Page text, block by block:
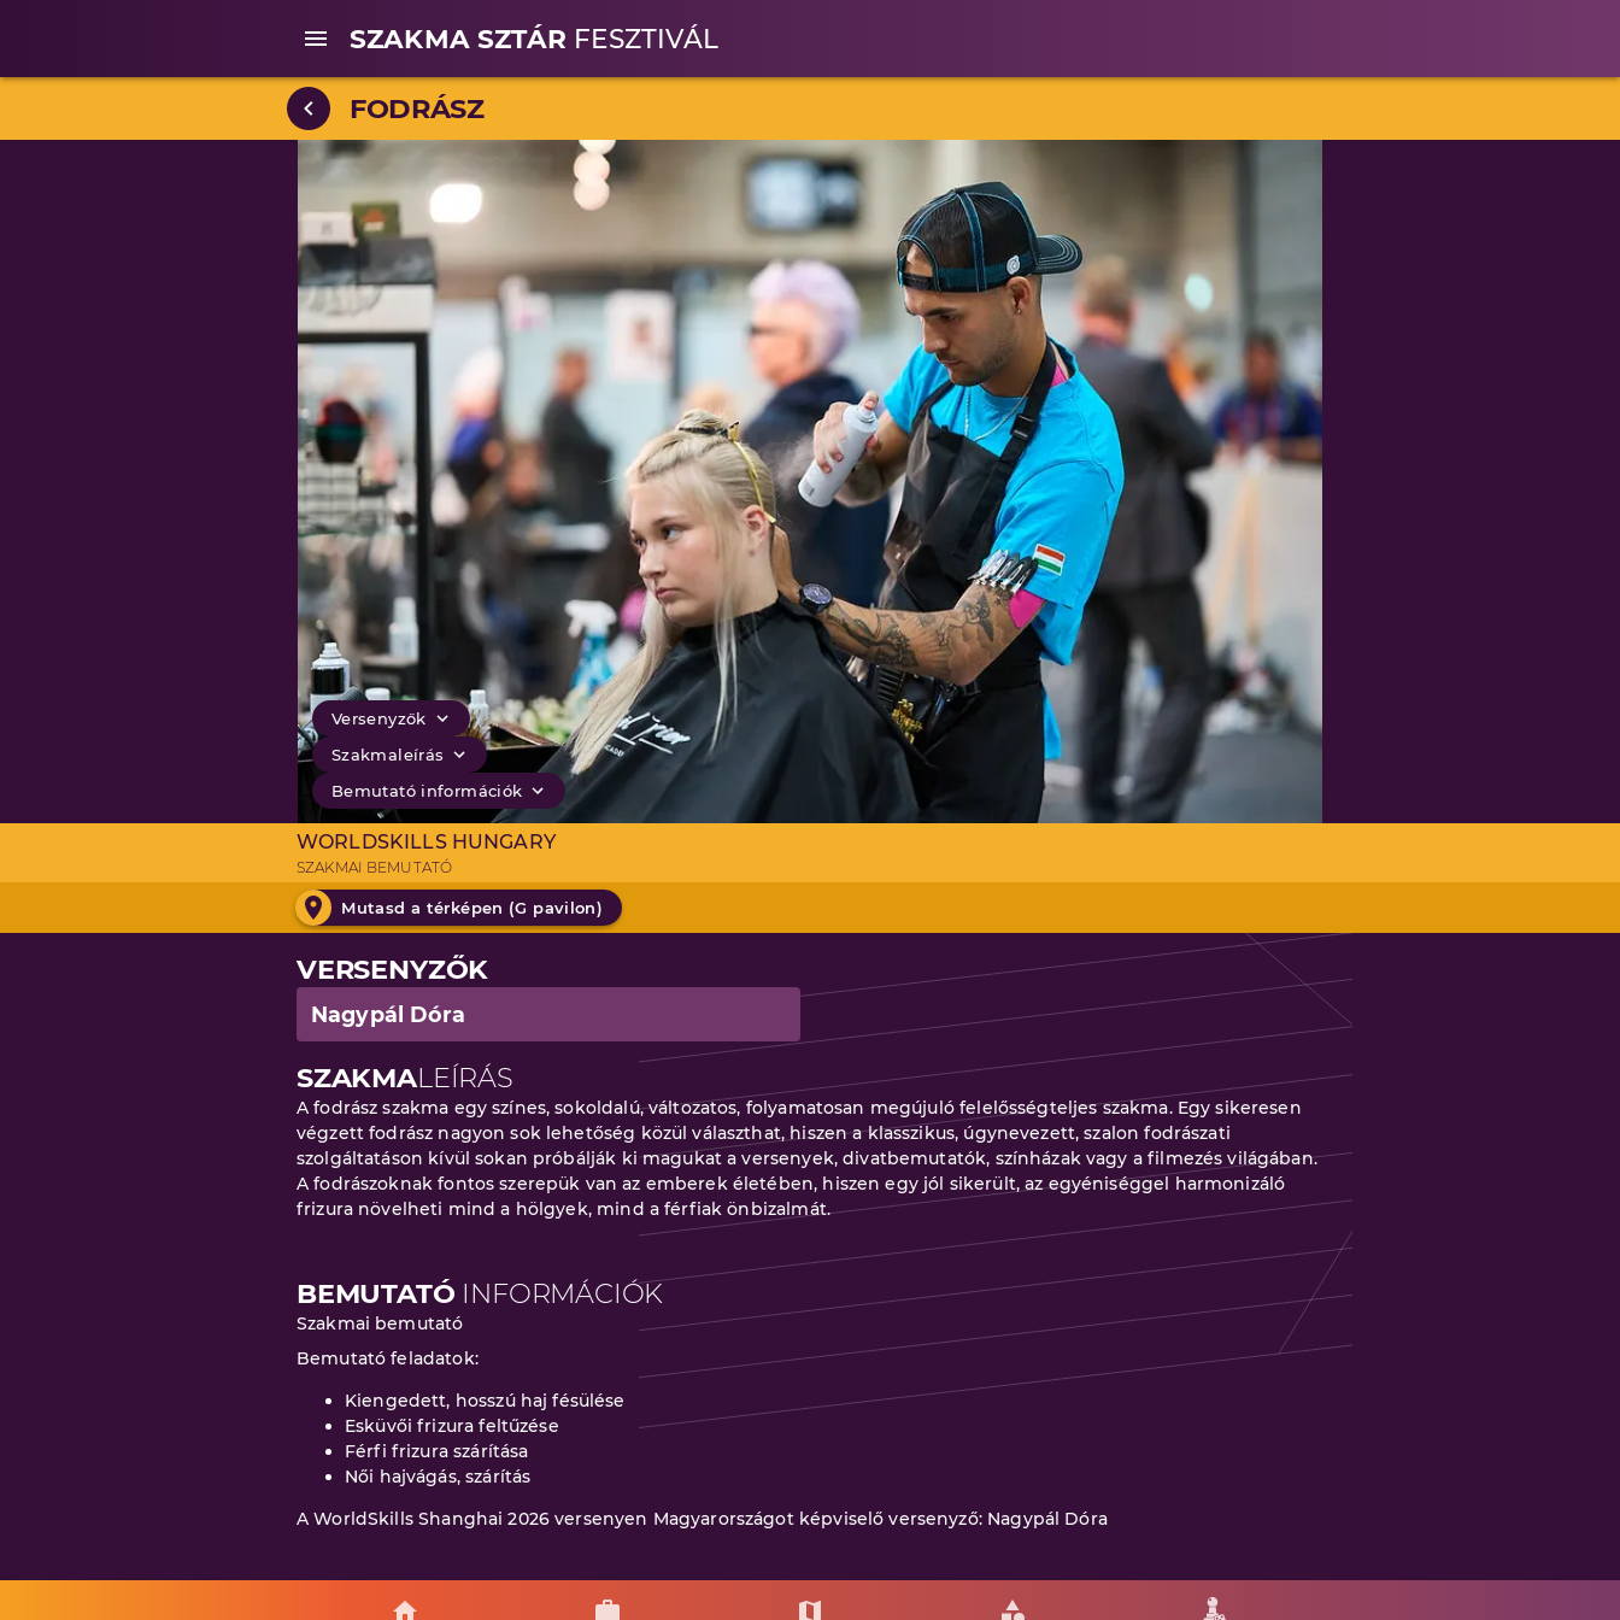
SZAKMA SZTÁR FESZTIVÁL
FODRÁSZ
Versenyzők
Szakmaleírás
Bemutató információk
WORLDSKILLS HUNGARY
SZAKMAI BEMUTATÓ
Mutasd a térképen (G pavilon)
VERSENYZŐK
Nagypál Dóra
SZAKMALEÍRÁS
A fodrász szakma egy színes, sokoldalú, változatos, folyamatosan megújuló felelősségteljes szakma. Egy sikeresen
végzett fodrász nagyon sok lehetőség közül választhat, hiszen a klasszikus, úgynevezett, szalon fodrászati
szolgáltatáson kívül sokan próbálják ki magukat a versenyek, divatbemutatók, színházak vagy a filmezés világában.
A fodrászoknak fontos szerepük van az emberek életében, hiszen egy jól sikerült, az egyéniséggel harmonizáló
frizura növelheti mind a hölgyek, mind a férfiak önbizalmát.
BEMUTATÓ INFORMÁCIÓK
Szakmai bemutató
Bemutató feladatok:
Kiengedett, hosszú haj fésülése
Esküvői frizura feltűzése
Férfi frizura szárítása
Női hajvágás, szárítás
A WorldSkills Shanghai 2026 versenyen Magyarországot képviselő versenyző: Nagypál Dóra